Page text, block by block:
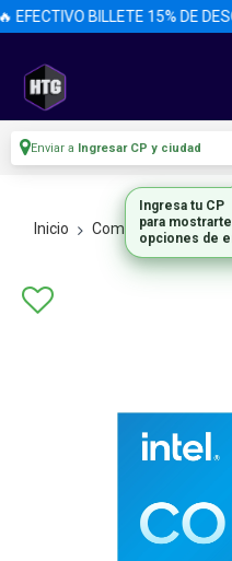
EFECTIVO BILLETE 15% DE
Enviar a Ingresar CP y ciudad
Inicio Componentes De Pc
Ingresa tu CP
para
opciones de